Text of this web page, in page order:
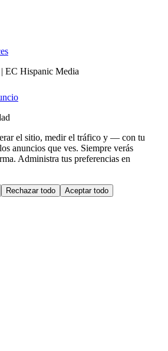
EC Hispanic Media
el sitio, medir el tráfico y — con tu
anuncios que ves. Siempre verás
Administra tus preferencias en
Rechazar todo Aceptar todo